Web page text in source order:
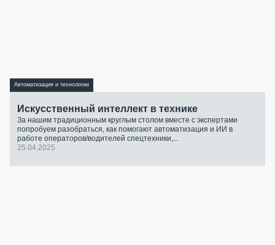
Автоматизация и технологии
Искусственный интеллект в технике
За нашим традиционным круглым столом вместе с экспертами
попробуем разобраться, как помогают автоматизация и ИИ в
работе операторов/водителей спецтехники,...
25.04.2025